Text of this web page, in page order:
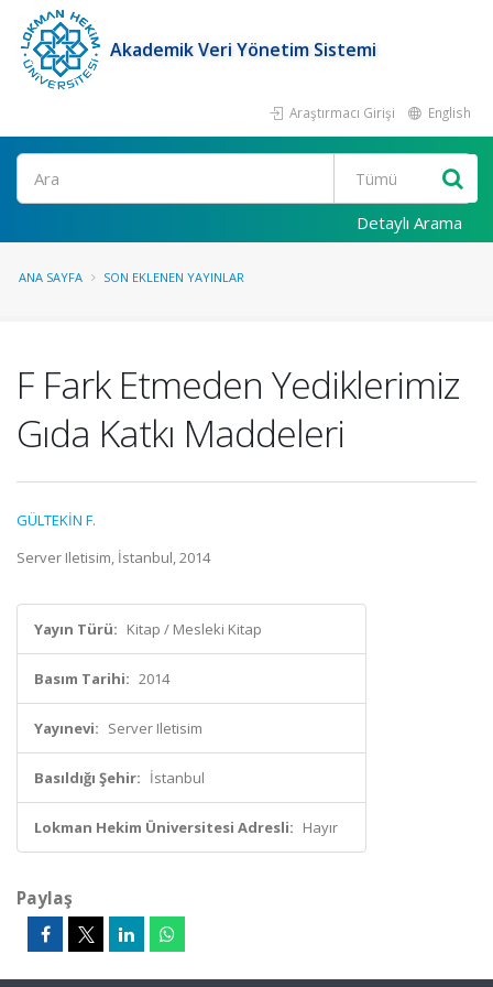
Akademik Veri Yönetim Sistemi
Araştırmacı Girişi English
Ara
Detaylı Arama
ANA SAYFA SON EKLENEN YAYINLAR
F Fark Etmeden Yediklerimiz
Gıda Katkı Maddeleri
GÜLTEKİN F.
Server Iletisim, İstanbul, 2014
Yayın Türü: Kitap / Mesleki Kitap
Basım Tarihi: 2014
Yayınevi: Server Iletisim
Basıldığı Şehir: İstanbul
Lokman Hekim Üniversitesi Adresli: Hayır
Paylaş